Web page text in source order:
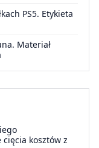
PS5. Etykieta
Materiał
kosztów z